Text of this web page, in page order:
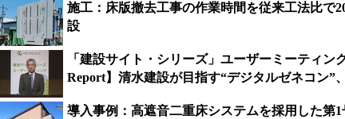
施工：床版撤去工事の作業時間を従来工法比で
設
「建設サイト・シリーズ」ユーザーミーティン
Report】清水建設が目指す“デジタルゼネコン”
導入事例：高遮音二重床システムを採用した第